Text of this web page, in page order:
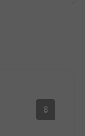
8